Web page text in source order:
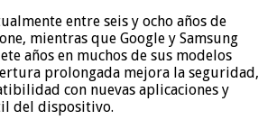
entre seis y ocho años de
mientras que Google y Samsung
años en muchos de sus modelos
prolongada mejora la seguridad,
con nuevas aplicaciones y
del dispositivo.